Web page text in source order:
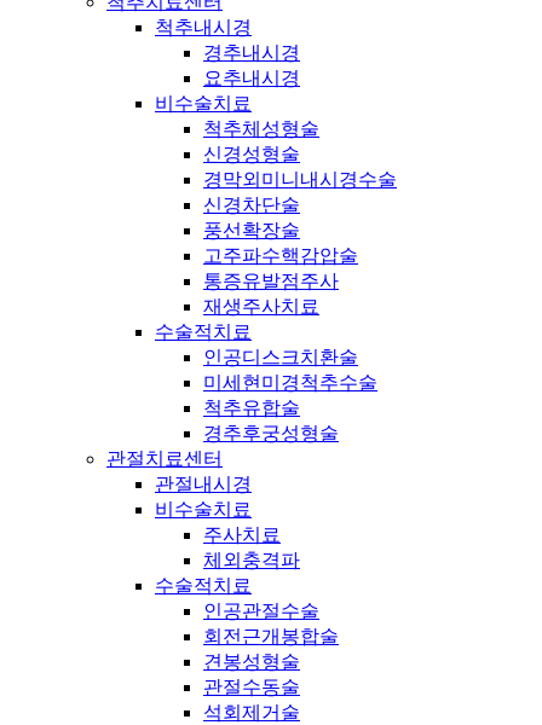
척추내시경
경추내시경
요추내시경
비수술치료
척추체성형술
신경성형술
경막외미니내시경수술
신경차단술
풍선확장술
고주파수핵감압술
통증유발점주사
재생주사치료
수술적치료
인공디스크치환술
미세현미경척추수술
척추유합술
경추후궁성형술
관절치료센터
관절내시경
비수술치료
주사치료
체외충격파
수술적치료
인공관절수술
회전근개봉합술
견봉성형술
관절수동술
석회제거술